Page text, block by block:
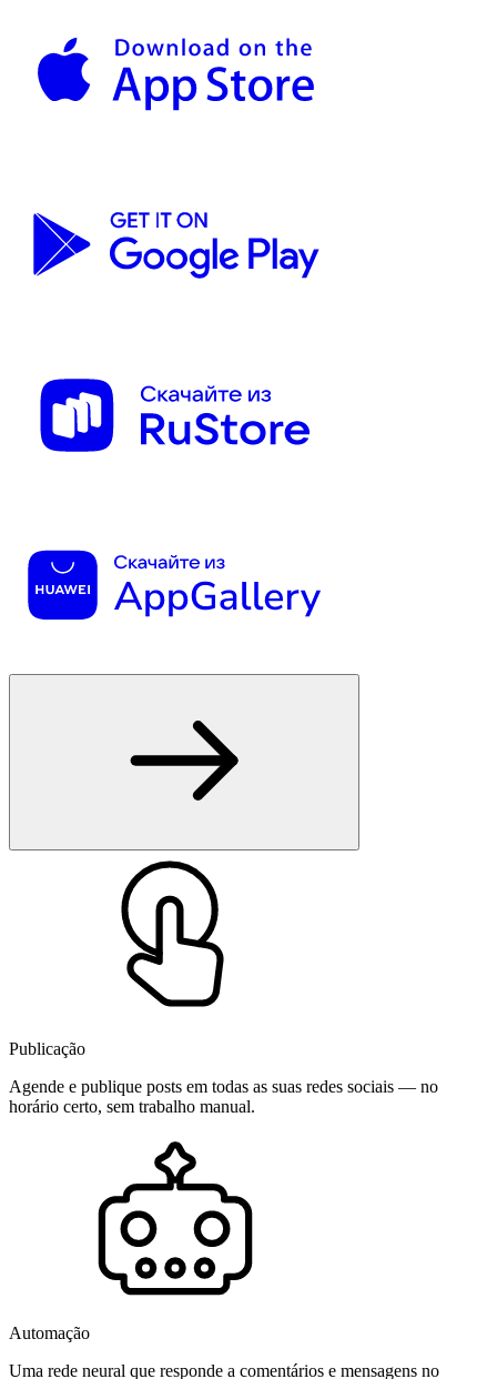
Publicação
Agende e publique posts em todas as suas redes sociais — no
horário certo, sem trabalho manual.
Automação
Uma rede neural que responde a comentários e mensagens no